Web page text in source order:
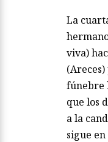
La
viva)
fúnebre
que los
a la
sigue